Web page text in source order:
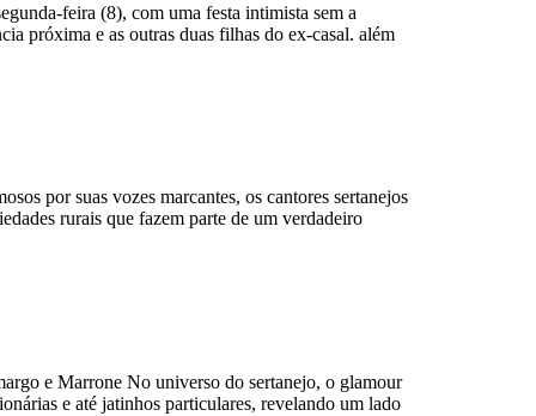
feira (8), com uma festa intimista sem a
próxima e as outras duas filhas do ex-casal. além
por suas vozes marcantes, os cantores sertanejos
rurais que fazem parte de um verdadeiro
e Marrone No universo do sertanejo, o glamour
e até jatinhos particulares, revelando um lado